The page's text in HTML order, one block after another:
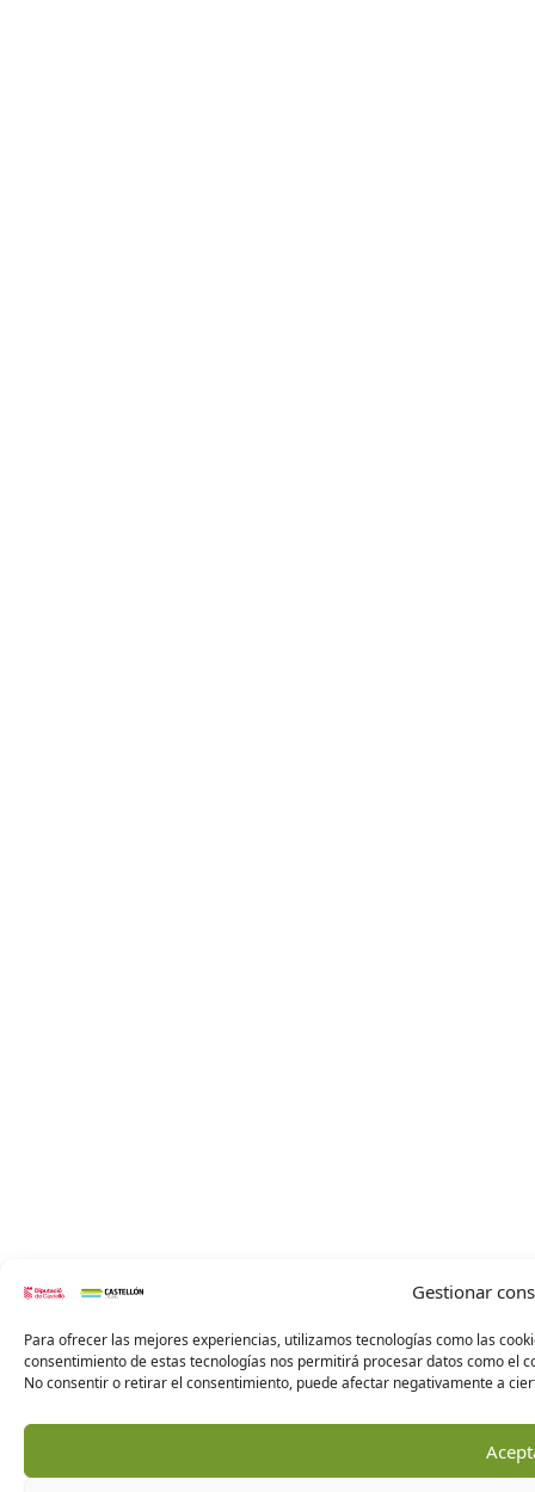
Gestionar
Para ofrecer las mejores experiencias, utilizamos tecnologías como las
consentimiento de estas tecnologías nos permitirá procesar datos como el
No consentir o retirar el consentimiento, puede afectar negativamente a